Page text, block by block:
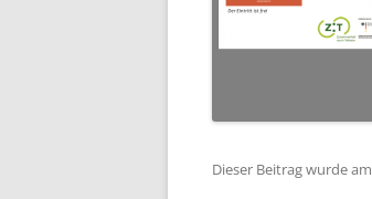
Dieser Beitrag wurde am